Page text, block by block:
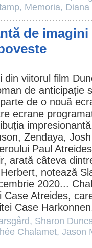
, Memoria, Diana
de
din viitorul film
de anticipație
de o nouă
ecrane
, Zendaya,
Paul
arată câteva
notează
2020...
Case Atreides,
Case
, Sharon
Chalamet, Jason